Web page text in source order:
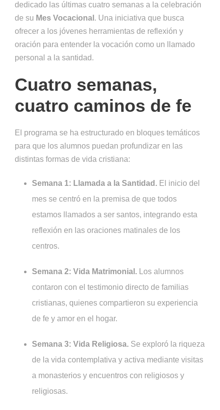
dedicado las últimas cuatro semanas a la celebración
de su Mes Vocacional . Una iniciativa que busca
ofrecer a los jóvenes herramientas de reflexión y
oración para entender la vocación como un llamado
personal a la santidad.
Cuatro semanas,
cuatro caminos de fe
El programa se ha estructurado en bloques temáticos
para que los alumnos puedan profundizar en las
distintas formas de vida cristiana:
Semana 1: Llamada a la Santidad. El inicio del
mes se centró en la premisa de que todos
estamos llamados a ser santos, integrando esta
reflexión en las oraciones matinales de los
centros.
Semana 2: Vida Matrimonial. Los alumnos
contaron con el testimonio directo de familias
cristianas, quienes compartieron su experiencia
de fe y amor en el hogar.
Semana 3: Vida Religiosa. Se exploró la riqueza
de la vida contemplativa y activa mediante visitas
a monasterios y encuentros con religiosos y
religiosas.